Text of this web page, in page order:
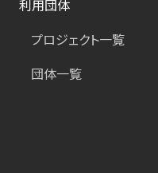
利用団体
プロジェクト一覧
団体一覧